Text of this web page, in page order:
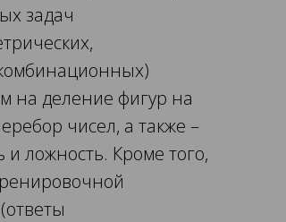
задач
на деление фигур на
чисел, а также –
ложность. Кроме того,